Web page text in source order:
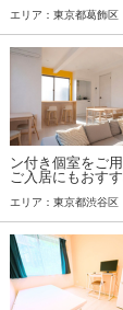
エリア：東京都葛飾区
ン付き個室をご
ご入居にもおすす
エリア：東京都渋谷区